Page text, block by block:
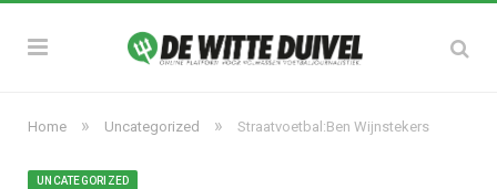
Home » Uncategorized » Straatvoetbal:Ben Wijnstekers
UNCATEGORIZED